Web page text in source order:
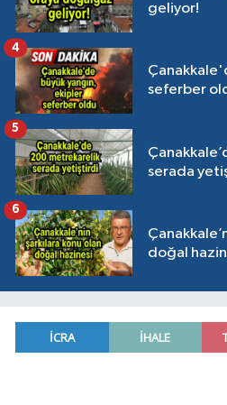
geliyor!
seferber
4
serada
5
doğal
6